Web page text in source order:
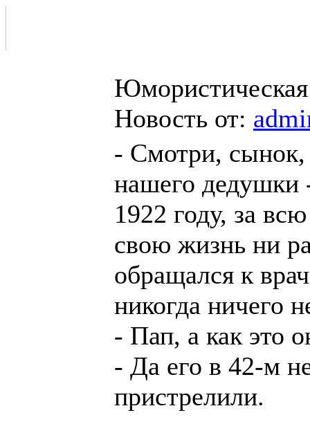
Новость от:
- Смотри, сынок,
нашего дедушки
1922 году, за всю
свою жизнь ни
обращался к
никогда ничего
- Пап, а как это
- Да его в 42-м
пристрелили.